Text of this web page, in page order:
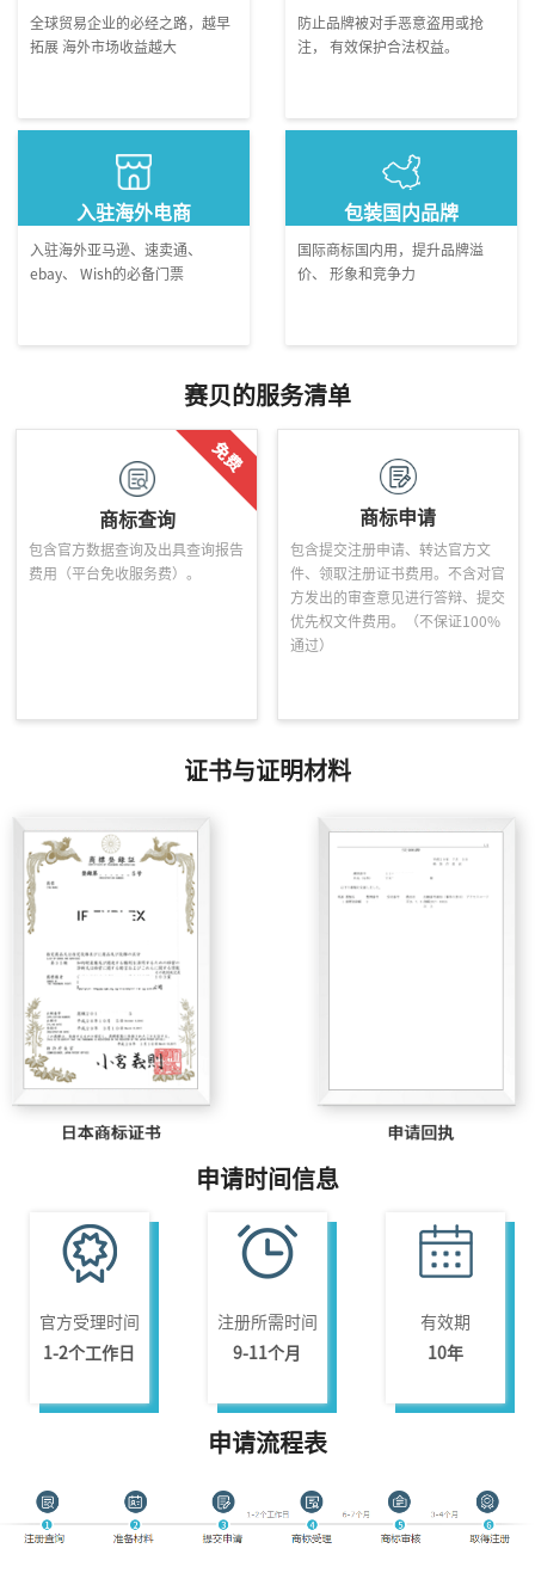
全球贸易企业的必经之路，越早
拓展 海外市场收益越大
防止品牌被对手恶意盗用或抢
注， 有效保护合法权益。
入驻海外电商
入驻海外亚马逊、速卖通、
ebay、 Wish的必备门票
包装国内品牌
国际商标国内用，提升品牌溢
价、 形象和竞争力
赛贝的服务清单
商标查询
包含官方数据查询及出具查询报告
费用（平台免收服务费）。
商标申请
包含提交注册申请、转达官方文
件、领取注册证书费用。不含对官
方发出的审查意见进行答辩、提交
优先权文件费用。（不保证100%
通过）
证书与证明材料
申请时间信息
官方受理时间
1-2个工作日
注册所需时间
9-11个月
有效期
10年
申请流程表